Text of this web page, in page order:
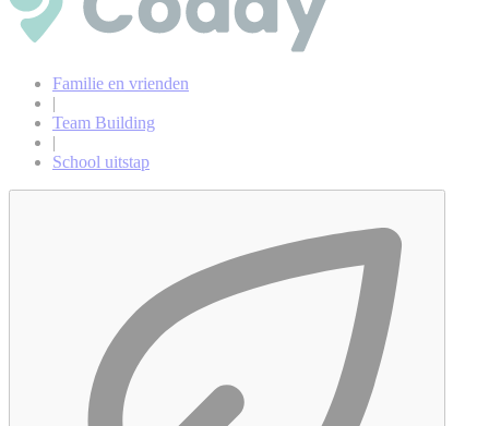
Familie en vrienden
|
Team Building
|
School uitstap